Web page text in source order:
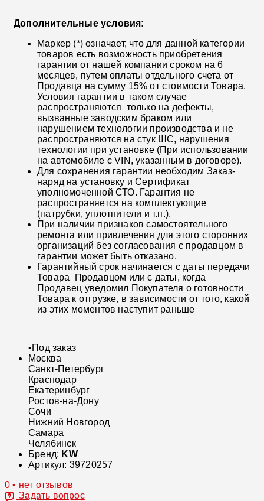
Дополнительные условия:
Маркер (*) означает, что для данной категории
товаров есть возможность приобретения
гарантии от нашей компании сроком на 6
месяцев, путем оплаты отдельного счета от
Продавца на сумму 15% от стоимости Товара.
Условия гарантии в таком случае
распространяются только на дефекты,
вызванные заводским браком или
нарушением технологии производства и не
распространяются на стук ШС, нарушения
технологии при установке (При использовании
на автомобиле с VIN, указанным в договоре).
Для сохранения гарантии необходим Заказ-
наряд на установку и Сертификат
уполномоченной СТО. Гарантия не
распространяется на комплектующие
(патрубки, уплотнители и т.п.).
При наличии признаков самостоятельного
ремонта или привлечения для этого сторонних
организаций без согласования с продавцом в
гарантии может быть отказано.
Гарантийный срок начинается с даты передачи
Товара Продавцом или с даты, когда
Продавец уведомил Покупателя о готовности
Товара к отгрузке, в зависимости от того, какой
из этих моментов наступит раньше
•Под заказ
Москва
Санкт-Петербург
Краснодар
Екатеринбург
Ростов-на-Дону
Сочи
Нижний Новгород
Самара
Челябинск
Бренд: KW
Артикул: 39720257
0 • нет отзывов
Задать вопрос